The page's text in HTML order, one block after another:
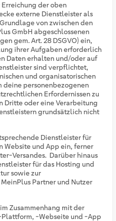
der oben
externe Dienstleister als
von zwischen den
GmbH abgeschlossenen
gem. Art. 28 DSGVO) ein,
ihrer Aufgaben erforderlich
Daten erhalten und/oder auf
sind verpflichtet,
und organisatorischen
deine personenbezogenen
Erfordernissen zu
Dritte oder eine Verarbeitung
grundsätzlich nicht
Dienstleister für
Website und App ein, ferner
Versandes. Darüber hinaus
für das Hosting und
sowie zur
Partner und Nutzer
Zusammenhang mit der
-Webseite und -App